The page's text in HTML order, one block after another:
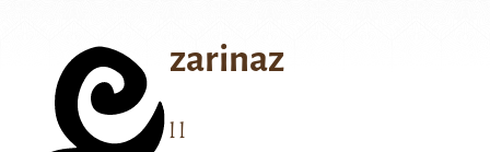
zarinaz
l l